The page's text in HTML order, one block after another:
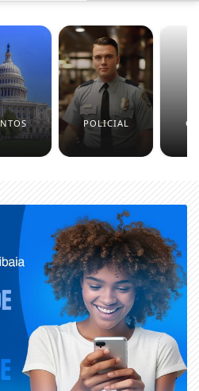
POLICIAL